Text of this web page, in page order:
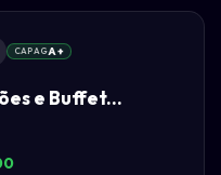
CAPAGA+
e Buffet...